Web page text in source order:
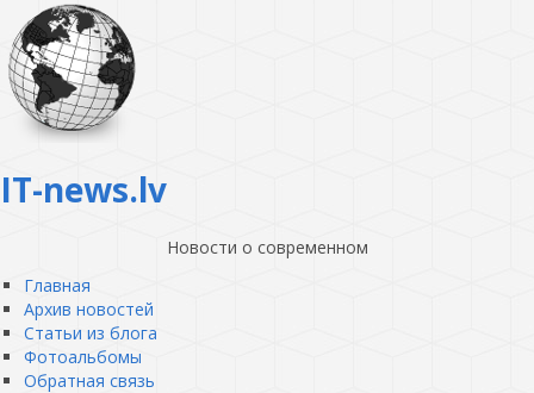
IT-news.lv
Новости о современном
Главная
Архив новостей
Статьи из блога
Фотоальбомы
Обратная связь